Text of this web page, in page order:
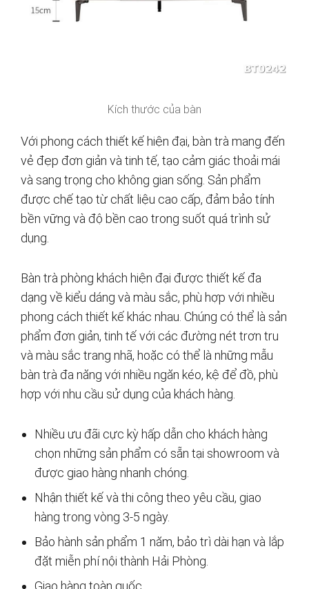
Kích thước của bàn
Với phong cách thiết kế hiện đại, bàn trà mang đến
vẻ đẹp đơn giản và tinh tế, tạo cảm giác thoải mái
và sang trọng cho không gian sống. Sản phẩm
được chế tạo từ chất liệu cao cấp, đảm bảo tính
bền vững và độ bền cao trong suốt quá trình sử
dụng.
Bàn trà phòng khách hiện đại được thiết kế đa
dạng về kiểu dáng và màu sắc, phù hợp với nhiều
phong cách thiết kế khác nhau. Chúng có thể là sản
phẩm đơn giản, tinh tế với các đường nét trơn tru
và màu sắc trang nhã, hoặc có thể là những mẫu
bàn trà đa năng với nhiều ngăn kéo, kệ để đồ, phù
hợp với nhu cầu sử dụng của khách hàng.
Nhiều ưu đãi cực kỳ hấp dẫn cho khách hàng
chọn những sản phẩm có sẵn tại showroom và
được giao hàng nhanh chóng.
Nhận thiết kế và thi công theo yêu cầu, giao
hàng trong vòng 3-5 ngày.
Bảo hành sản phẩm 1 năm, bảo trì dài hạn và lắp
đặt miễn phí nội thành Hải Phòng.